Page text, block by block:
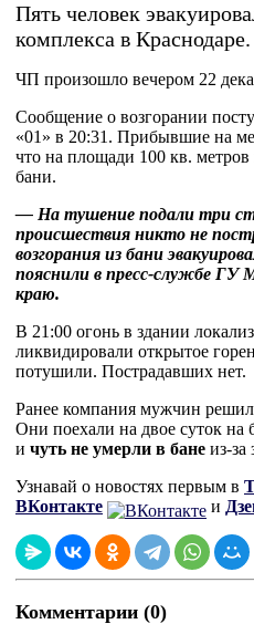
Пять человек
комплекса в Краснодаре.
ЧП произошло вечером 22
Сообщение о возгорании
«01» в 20:31. Прибывшие на
что на площади 100 кв. метров
бани.
— На тушение подали три
происшествия никто не
возгорания из бани
пояснили в пресс-службе ГУ
краю.
В 21:00 огонь в здании
ликвидировали открытое
потушили. Пострадавших нет.
Ранее компания мужчин
Они поехали на двое суток на
и чуть не умерли в бане из-за
Узнавай о новостях первым в
ВКонтакте
и
Комментарии (0)